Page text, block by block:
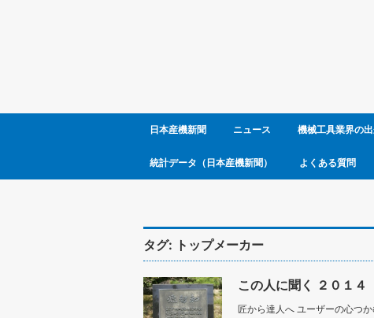
日本産機新聞 ニュース 機械工具業界の
統計データ（日本産機新聞） よくある質問
タグ: トップメーカー
この人に聞く ２０１
匠から達人へ ユーザーの心つ